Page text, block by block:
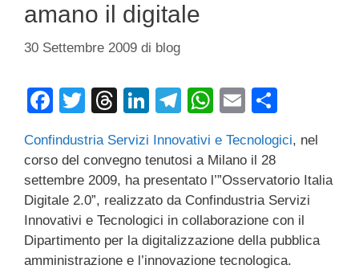
amano il digitale
30 Settembre 2009 di blog
F
c
e
b
o
o
T
tt
er
T
e
a
d
s
Li
k
e
dI
n
T
e
gr
a
m
W
at
s
A
p
p
E
ail n
di
vi
di
Confindustria Servizi Innovativi e Tecnologici, nel
corso del convegno tenutosi a Milano il 28
settembre 2009, ha presentato l’”Osservatorio Italia
Digitale 2.0”, realizzato da Confindustria Servizi
Innovativi e Tecnologici in collaborazione con il
Dipartimento per la digitalizzazione della pubblica
amministrazione e l’innovazione tecnologica.